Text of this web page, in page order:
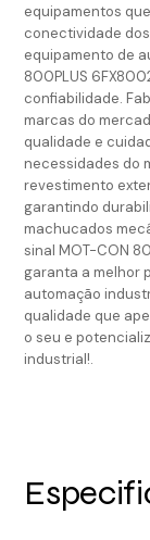
equipamentos
conectividade
equipamento de
800PLUS
confiabilidade.
marcas do
qualidade e
necessidades do
revestimento
garantindo
machucados
sinal MOT-CON
garanta a melhor
automação
qualidade que
o seu e
industrial!.